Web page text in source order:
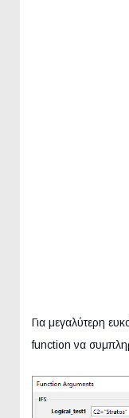
Για μεγαλύτερη
function να